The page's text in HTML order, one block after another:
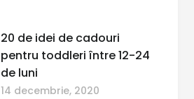
20 de idei de cadouri
pentru toddleri între 12-24
de luni
14 decembrie, 2020